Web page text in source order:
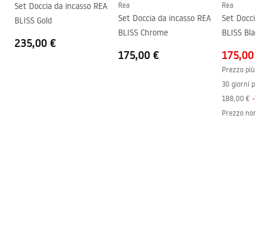
Garanzia
Sì, su un lato del vetro
Set Doccia da incasso REA
BLISS Gold
235,00 €
Rea
Set Doccia da incasso REA
BLISS Chrome
175,00 €
Rea
Set Doccia
BLISS Black
175,00 €
Prezzo più
30 giorni
188,00 € -7
Prezzo